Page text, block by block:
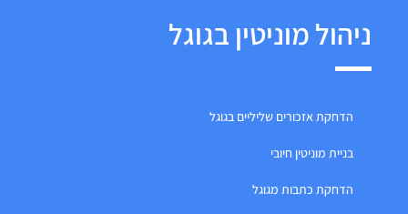
ניהול מוניטין בגוגל
הדחקת אזכורים שליליים בגוגל
בניית מוניטין חיובי
הדחקת כתבות מגוגל